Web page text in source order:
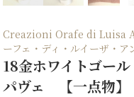
Creazioni Orafe di Luisa
ーフェ・ディ・ルイーザ・ア
18金ホワイトゴー
パヴェ 【一点物】